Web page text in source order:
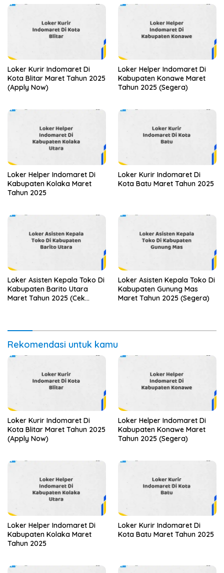
Loker Kurir Indomaret Di
Kota Blitar Maret Tahun 2025
(Apply Now)
Loker Helper Indomaret Di
Kabupaten Konawe Maret
Tahun 2025 (Segera)
Loker Helper Indomaret Di
Kabupaten Kolaka Maret
Tahun 2025
Loker Kurir Indomaret Di
Kota Batu Maret Tahun 2025
Loker Asisten Kepala Toko Di
Kabupaten Barito Utara
Maret Tahun 2025 (Cek
Loker Asisten Kepala Toko Di
Kabupaten Gunung Mas
Maret Tahun 2025 (Segera)
Rekomendasi untuk kamu
Loker Kurir Indomaret Di
Kota Blitar Maret Tahun 2025
(Apply Now)
Loker Helper Indomaret Di
Kabupaten Konawe Maret
Tahun 2025 (Segera)
Loker Helper Indomaret Di
Kabupaten Kolaka Maret
Tahun 2025
Loker Kurir Indomaret Di
Kota Batu Maret Tahun 2025